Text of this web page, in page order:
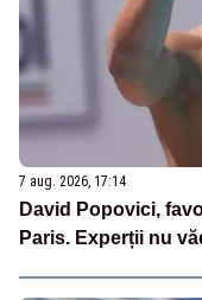
7 aug. 2026, 17:14
David Popovici,
Paris. Experții nu